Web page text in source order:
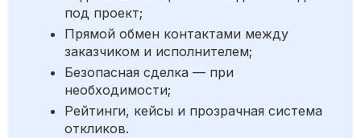
под проект;
Прямой обмен контактами между
заказчиком и исполнителем;
Безопасная сделка — при
необходимости;
Рейтинги, кейсы и прозрачная система
откликов.